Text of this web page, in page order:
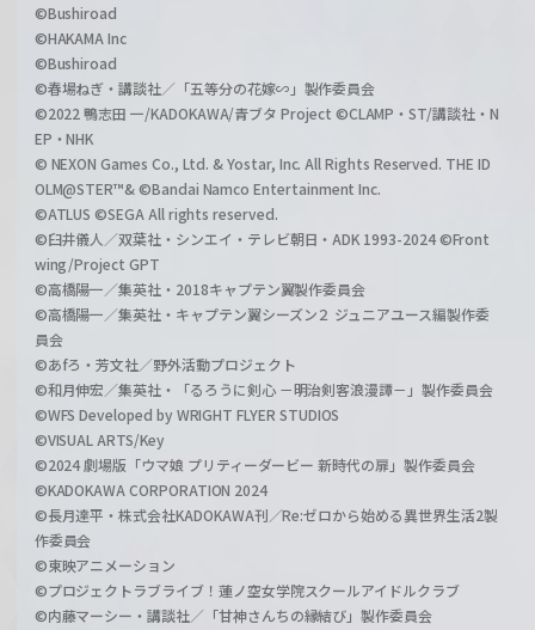
©Bushiroad
©HAKAMA Inc
©Bushiroad
©春場ねぎ・講談社／「五等分の花嫁∽」製作委員会
©2022 鴨志田 一/KADOKAWA/青ブタ Project ©CLAMP・ST/講談社・N
EP・NHK
© NEXON Games Co., Ltd. & Yostar, Inc. All Rights Reserved. THE ID
OLM@STER™& ©Bandai Namco Entertainment Inc.
©ATLUS ©SEGA All rights reserved.
©臼井儀人／双葉社・シンエイ・テレビ朝日・ADK 1993-2024 ©Front
wing/Project GPT
©高橋陽一／集英社・2018キャプテン翼製作委員会
©高橋陽一／集英社・キャプテン翼シーズン２ ジュニアユース編製作委
員会
©あfろ・芳文社／野外活動プロジェクト
©和月伸宏／集英社・「るろうに剣心 －明治剣客浪漫譚－」製作委員会
©WFS Developed by WRIGHT FLYER STUDIOS
©VISUAL ARTS/Key
©2024 劇場版「ウマ娘 プリティーダービー 新時代の扉」製作委員会
©KADOKAWA CORPORATION 2024
©長月達平・株式会社KADOKAWA刊／Re:ゼロから始める異世界生活2製
作委員会
©東映アニメーション
©プロジェクトラブライブ！蓮ノ空女学院スクールアイドルクラブ
©内藤マーシー・講談社／「甘神さんちの縁結び」製作委員会